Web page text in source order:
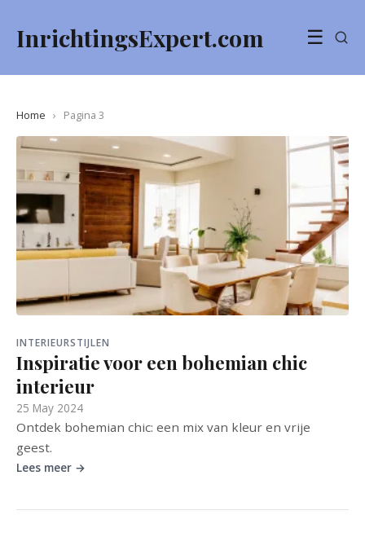
InrichtingsExpert.com ☰
Home › Pagina 3
INTERIEURSTIJLEN
Inspiratie voor een bohemian chic
interieur
25 May 2024
Ontdek bohemian chic: een mix van kleur en vrije
geest.
Lees meer →